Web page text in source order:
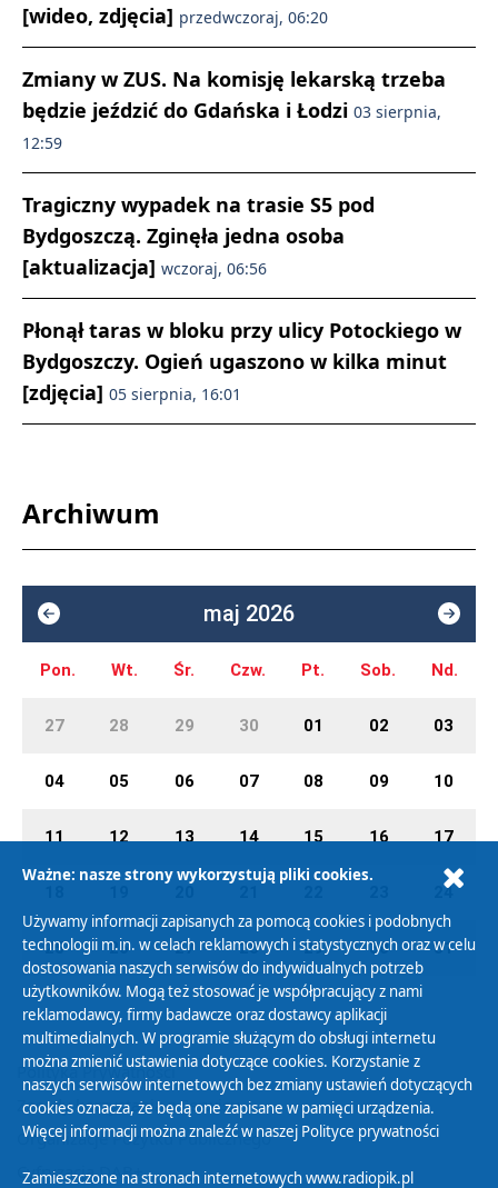
[wideo, zdjęcia] przedwczoraj, 06:20
Zmiany w ZUS. Na komisję lekarską trzeba
będzie jeździć do Gdańska i Łodzi 03 sierpnia,
12:59
Tragiczny wypadek na trasie S5 pod
Bydgoszczą. Zginęła jedna osoba
[aktualizacja] wczoraj, 06:56
Płonął taras w bloku przy ulicy Potockiego w
Bydgoszczy. Ogień ugaszono w kilka minut
[zdjęcia] 05 sierpnia, 16:01
Archiwum
maj 2026
Pon. Wt. Śr. Czw. Pt. Sob. Nd.
27 28 29 30 01 02 03
04 05 06 07 08 09 10
11 12 13 14 15 16 17
24
25 26 27 28 29 30 31
Polityka Prywatności
Zasady korzystania z Serwisu
Organizacje Pożytku Publicznego
Cyfryzacja DAB+
Ważne: nasze strony wykorzystują pliki cookies.
Używamy informacji zapisanych za pomocą cookies i podobnych
technologii m.in. w celach reklamowych i statystycznych oraz w celu
dostosowania naszych serwisów do indywidualnych potrzeb
użytkowników. Mogą też stosować je współpracujący z nami
reklamodawcy, firmy badawcze oraz dostawcy aplikacji
multimedialnych. W programie służącym do obsługi internetu
można zmienić ustawienia dotyczące cookies. Korzystanie z
naszych serwisów internetowych bez zmiany ustawień dotyczących
cookies oznacza, że będą one zapisane w pamięci urządzenia.
Więcej informacji można znaleźć w naszej Polityce prywatności
Zamieszczone na stronach internetowych www.radiopik.pl